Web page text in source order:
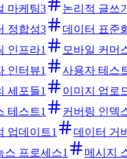
마케팅3 논리적 글쓰기
정합성3 데이터 표준
인프라1 모바일 커머
인터뷰1 사용자 테스
세포들1 이미지 업로
테스트1 커버링 인덱
업데이트1 데이터 거
스 프로세스1 메시지